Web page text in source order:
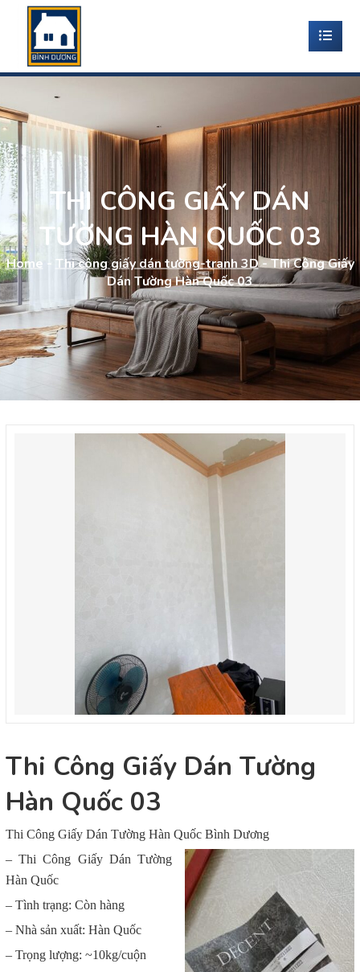
THI CÔNG GIẤY DÁN
TƯỜNG HÀN QUỐC 03
Home - Thi công giấy dán tường-tranh 3D-Thi Công Giấy
Dán Tường Hàn Quốc 03
Thi Công Giấy Dán Tường
Hàn Quốc 03
Thi Công Giấy Dán Tường Hàn Quốc Bình Dương
– Thi Công Giấy Dán Tường
Hàn Quốc
– Tình trạng: Còn hàng
– Nhà sản xuất: Hàn Quốc
– Trọng lượng: ~10kg/cuộn